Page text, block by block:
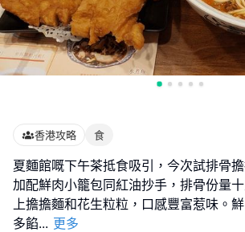
香港攻略 食
夏麵館嘅下午茶抵食吸引，今次試排骨
加配鮮肉小籠包同紅油抄手，排骨份量
上擔擔麵和花生粒粒，口感豐富惹味。
多餡... 更多